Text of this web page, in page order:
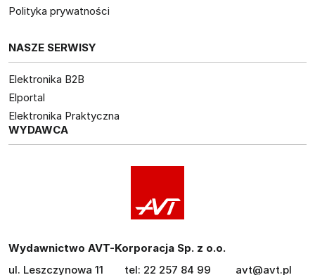
Polityka prywatności
NASZE SERWISY
Elektronika B2B
Elportal
Elektronika Praktyczna
WYDAWCA
Wydawnictwo AVT-Korporacja Sp. z o.o.
ul. Leszczynowa 11
tel: 22 257 84 99 avt@avt.pl